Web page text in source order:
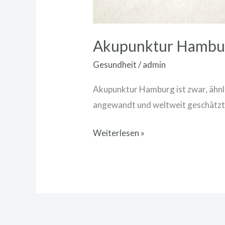
Akupunktur
Gesundheit/admin
Akupunktur Hamburg ist zwar,
angewandt und weltweit
Weiterlesen »